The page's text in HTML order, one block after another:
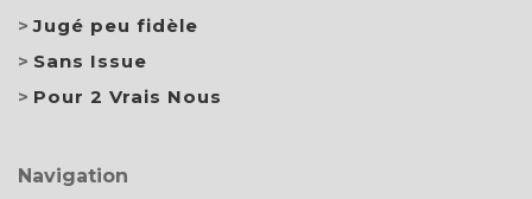
Jugé peu fidèle
Sans Issue
Pour 2 Vrais Nous
Navigation